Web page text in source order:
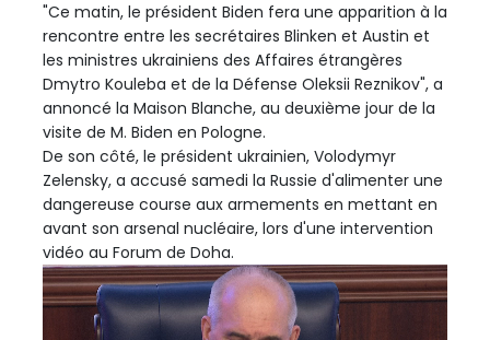
"Ce matin, le président Biden fera une apparition à la
rencontre entre les secrétaires Blinken et Austin et
les ministres ukrainiens des Affaires étrangères
Dmytro Kouleba et de la Défense Oleksii Reznikov", a
annoncé la Maison Blanche, au deuxième jour de la
visite de M. Biden en Pologne.
De son côté, le président ukrainien, Volodymyr
Zelensky, a accusé samedi la Russie d'alimenter une
dangereuse course aux armements en mettant en
avant son arsenal nucléaire, lors d'une intervention
vidéo au Forum de Doha.